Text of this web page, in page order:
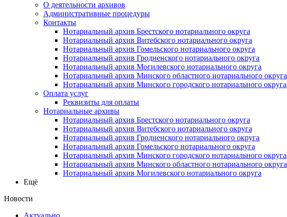
О деятельности архивов
Административные процедуры
Контакты
Нотариальный архив Брестского нотариального округа
Нотариальный архив Витебского нотариального округа
Нотариальный архив Гомельского нотариального округа
Нотариальный архив Гродненского нотариального округа
Нотариальный архив Могилевского нотариального округа
Нотариальный архив Минского областного нотариального округа
Нотариальный архив Минского городского нотариального округа
Оплата услуг
Реквизиты для оплаты
Нотариальные архивы
Нотариальный архив Брестского нотариального округа
Нотариальный архив Витебского нотариального округа
Нотариальный архив Гродненского нотариального округа
Нотариальный архив Гомельского нотариального округа
Нотариальный архив Минского городского нотариального округа
Нотариальный архив Минского областного нотариального округа
Нотариальный архив Могилевского нотариального округа
Ещё
Новости
Актуально